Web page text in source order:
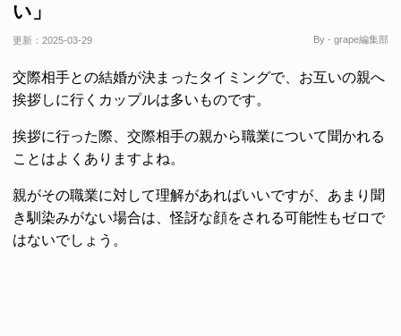
い」
更新： 2025-03-29 By - grape編集部
交際相手との結婚が決まったタイミングで、お互いの親へ
挨拶しに行くカップルは多いものです。
挨拶に行った際、交際相手の親から職業について聞かれる
ことはよくありますよね。
親がその職業に対して理解があればいいですが、あまり聞
き馴染みがない場合は、怪訝な顔をされる可能性もゼロで
はないでしょう。